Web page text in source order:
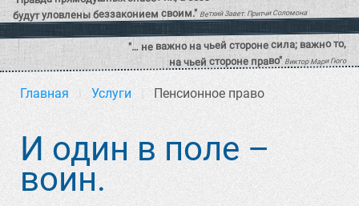
Главная Услуги Пенсионное право
И один в поле –
воин.